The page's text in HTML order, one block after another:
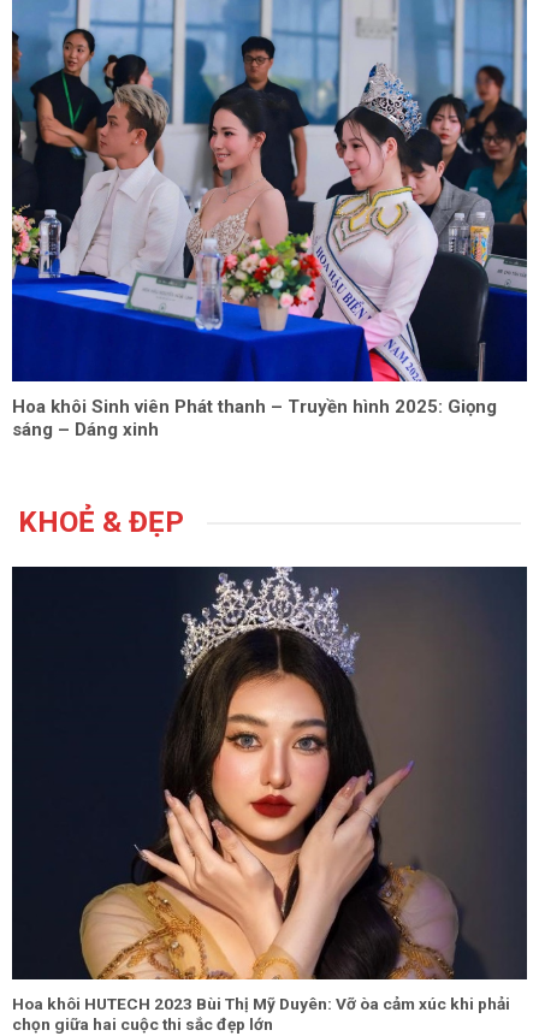
Hoa khôi Sinh viên Phát thanh – Truyền hình 2025: Giọng
sáng – Dáng xinh
KHOẺ & ĐẸP
Hoa khôi HUTECH 2023 Bùi Thị Mỹ Duyên: Vỡ òa cảm xúc khi phải
chọn giữa hai cuộc thi sắc đẹp lớn